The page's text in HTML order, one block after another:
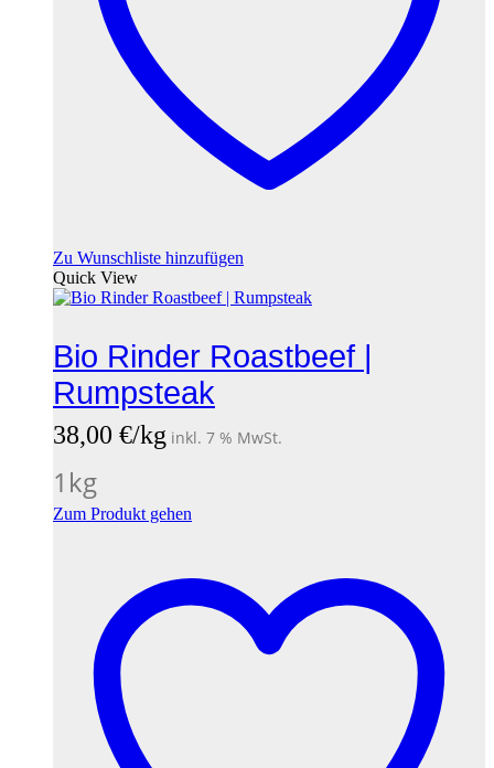
Zu Wunschliste hinzufügen
Quick View
Bio Rinder Roastbeef |
Rumpsteak
38,00 €/kg inkl. 7 % MwSt.
1 kg
Zum Produkt gehen